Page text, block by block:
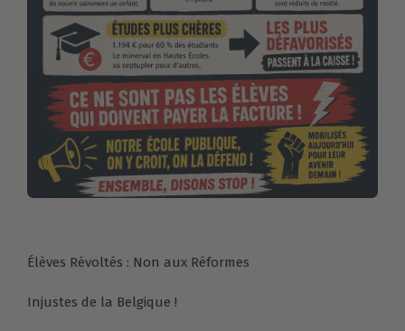
Élèves Révoltés : Non aux Réformes
Injustes de la Belgique !